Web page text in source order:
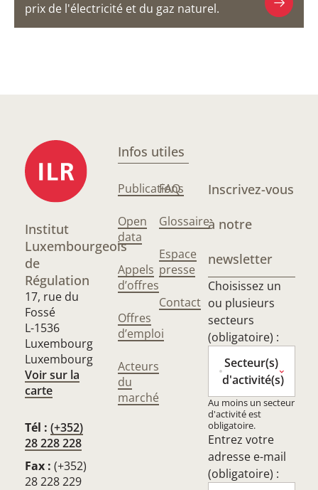
prix de l'électricité et du gaz naturel.
Institut
Luxembourgeois
de
Régulation
17, rue du
Fossé
L-1536
Luxembourg
Luxembourg
Voir sur la
carte
Tél : (+352)
28 228 228
Fax : (+352)
28 228 229
Infos utiles
Publications
Open
data
Appels
d’offres
Offres
d’emploi
Acteurs
du
marché
FAQ
Glossaire
Espace
presse
Contact
Inscrivez-vous
à notre
newsletter
Choisissez un
ou plusieurs
secteurs
(obligatoire) :
Secteur(s)
d'activité(s)
Au moins un secteur
d'activité est
obligatoire.
Entrez votre
adresse e-mail
(obligatoire) :